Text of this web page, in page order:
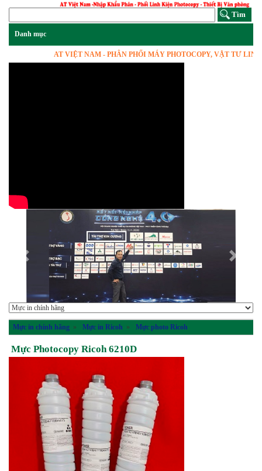
AT VIỆT NAM - PHÂN PHỐI MÁY PHOTOCOPY, VẬT TƯ LINH
Previous Next
Mực in chính hãng » Mực in Ricoh » Mực photo Ricoh
Mực Photocopy Ricoh 6210D